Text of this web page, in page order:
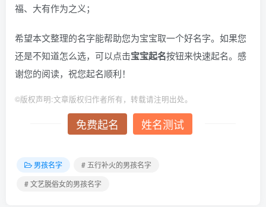
福、大有作为之义；
希望本文整理的名字能帮助您为宝宝取一个好名字。如果您
还是不知道怎么选，可以点击宝宝起名按钮来快速起名。感
谢您的阅读，祝您起名顺利！
©版权声明:文章版权归作者所有，转载请注明出处。
免费起名 姓名测试
男孩名字
# 五行补火的男孩名字
# 文艺脱俗女的男孩名字